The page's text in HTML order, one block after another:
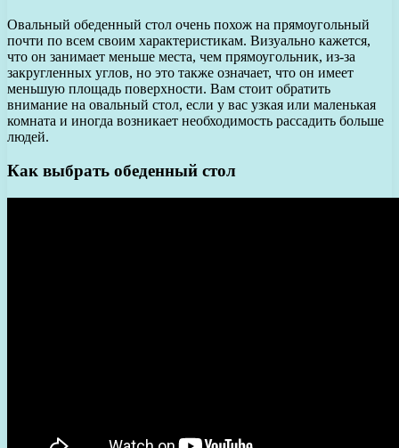
Овальный обеденный стол очень похож на прямоугольный
почти по всем своим характеристикам. Визуально кажется,
что он занимает меньше места, чем прямоугольник, из-за
закругленных углов, но это также означает, что он имеет
меньшую площадь поверхности. Вам стоит обратить
внимание на овальный стол, если у вас узкая или маленькая
комната и иногда возникает необходимость рассадить больше
людей.
Как выбрать обеденный стол